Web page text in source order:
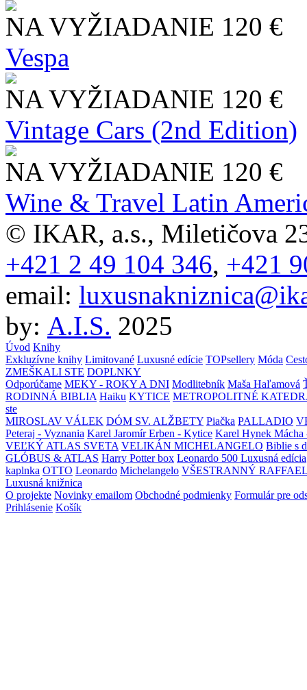
NA VYŽIADANIE 120 €
Vespa
NA VYŽIADANIE 120 €
Vintage Cars (2nd Edition)
NA VYŽIADANIE 120 €
Wine & Travel Latin
© IKAR, a.s., Miletičova
+421 2 49 104 346, +421
email:
by: A.I.S. 2025
Úvod Knihy
Exkluzívne knihy Limitované Luxusné edície TOPsellery Móda
ZMEŠKALI STE DOPLNKY
Odporúčame MEKY - ROKY A DNI Modlitebník Maša Haľamová
RODINNÁ BIBLIA Haiku KYTICE METROPOLITNÉ
ste
MIROSLAV VÁLEK DÓM SV. ALŽBETY Piačka PALLADIO
Peteraj - Vyznania Karel Jaromír Erben - Kytice Karel Hynek Mácha
VEĽKÝ ATLAS SVETA VELIKÁN MICHELANGELO Biblie s
GLÓBUS & ATLAS Harry Potter box Leonardo 500 Luxusná edícia
kaplnka OTTO Leonardo Michelangelo VŠESTRANNÝ
Luxusná knižnica
O projekte Novinky emailom Obchodné podmienky Formulár pre
Prihlásenie Košík